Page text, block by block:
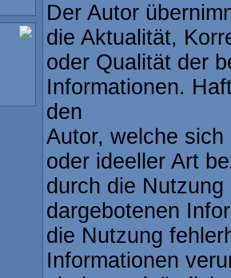
Der Autor
die Aktualität,
oder Qualität der
Informationen.
den
Autor, welche
oder ideeller Art
durch die
dargebotenen
die Nutzung
Informationen